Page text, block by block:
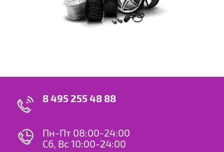
8 495 255 48 88
Пн-Пт 08:00-24:00
Сб, Вс 10:00-24:00